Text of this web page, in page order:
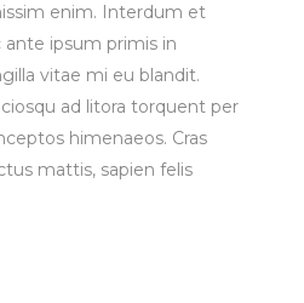
enim. Interdum et
ante ipsum primis in
vitae mi eu blandit.
ad litora torquent per
himenaeos. Cras
mattis, sapien felis